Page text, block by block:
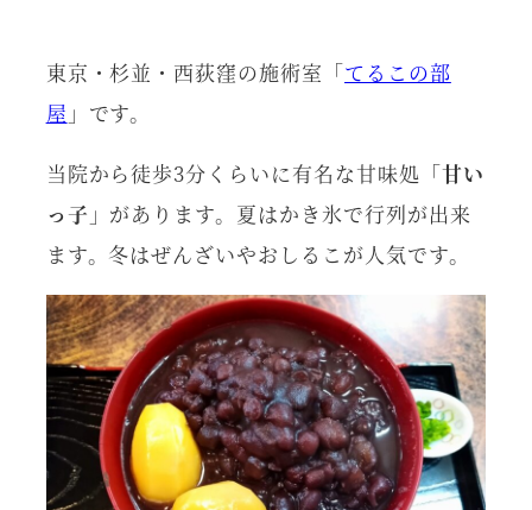
東京・杉並・西荻窪の施術室「てるこの部
屋 」です。
当院から徒歩3分くらいに有名な甘味処「甘い
っ子 」があります。夏はかき氷で行列が出来
ます。冬はぜんざいやおしるこが人気です。